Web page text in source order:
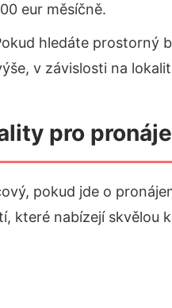
eur měsíčně.
hledáte prostorný
v závislosti na
pro
pokud jde o
které nabízejí skvělou